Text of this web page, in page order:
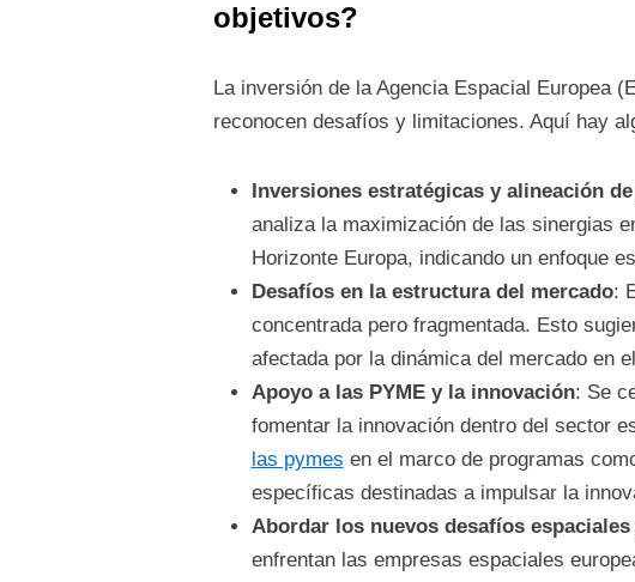
objetivos?
La inversión de la Agencia Espacial Europea
reconocen desafíos y limitaciones. Aquí hay
Inversiones estratégicas y alineación
analiza la maximización de las sinergias
Horizonte Europa, indicando un enfoque
Desafíos en la estructura del mercado:
concentrada pero fragmentada. Esto
afectada por la dinámica del mercado en
Apoyo a las PYME y la innovación: Se
fomentar la innovación dentro del sector
las pymes en el marco de programas
específicas destinadas a impulsar la
Abordar los nuevos desafíos
enfrentan las empresas espaciales